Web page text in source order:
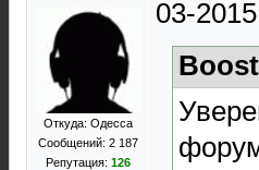
Откуда: Одесса
Сообщений: 2 187
Репутация: 126
03-